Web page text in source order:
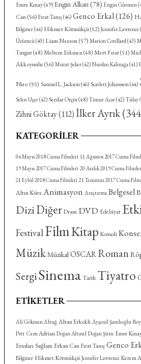
Emre Kınay(49) Engin Alkan(78) Engin Gürmen
Can(56) Fırat Tanış(46) Genco Erkal(126)
Bilginer(44) Hikmet Körmükçü(52) Jennifer Lawrence
Üzümcü(40) Liam Neeson(57) Marion Cotillard(43)
Turgut(48) Meltem Erkmen(48) Mert Fırat(51)
Akkoyunlu(56) Murat Şeker(42) Nurdan Kalınağa(41)
Niro (55) Samuel L. Jackson(46) Scarlett Johansson(44)
Selen Uçer(42) Serdar Orçin(48) Timur Acar(42) Tülay
Zihni Göktay(112)İlker Ayrık
KATEGORILER
04 Mayıs 2018 Cuma Filmleri 11 Ağustos 2017 Cuma
19 Mayıs 2017 Cuma Filmleri 20 Aralık 2019 Cuma
21 Eylül 2018 Cuma Filmleri 21 Temmuz 2017 Cuma
Altın Küre Animasyon Araştırma Belgesel
DiziDiğer Dram DVD Edebiyat
FestivalFilmKitap Komedi
MüzikMüzikalOSCAR Roman
SergiSinema Tarih Tiyatro
ETIKETLER
Ali Gökmen Altuğ Altan Erkekli Ayşenil Şamlıoğlu
Pitt Cem Adrian Doğan Altınel Doğan Şirin Emre
Eraslan Sağlam Erkan Can Fırat Tanış Genco
Bilginer Hikmet Körmükçü Jennifer Lawrence Kerem